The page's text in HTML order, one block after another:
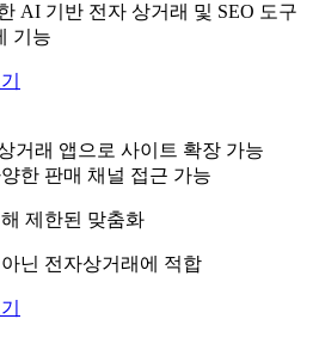
AI 기반 전자 상거래 및 SEO 도구
기능
거래 앱으로 사이트 확장 가능
한 판매 채널 접근 가능
제한된 맞춤화
닌 전자상거래에 적합